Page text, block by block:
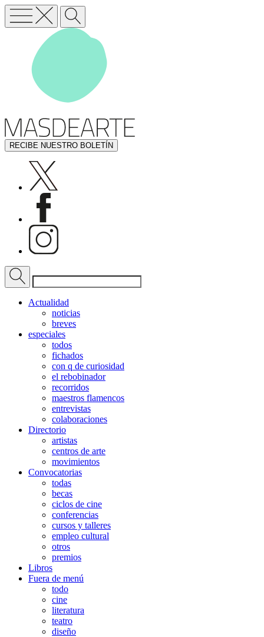
RECIBE NUESTRO BOLETÍN
Actualidad
noticias
breves
especiales
todos
fichados
con q de curiosidad
el rebobinador
recorridos
maestros flamencos
entrevistas
colaboraciones
Directorio
artistas
centros de arte
movimientos
Convocatorias
todas
becas
ciclos de cine
conferencias
cursos y talleres
empleo cultural
otros
premios
Libros
Fuera de menú
todo
cine
literatura
teatro
diseño